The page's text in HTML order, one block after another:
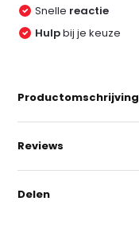
Snelle reactie
Hulpbij je keuze
Productomschrijving
Reviews
Delen